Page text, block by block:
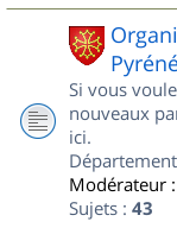
Si vous
nouveaux
ici.
Modérateur :
Sujets : 43